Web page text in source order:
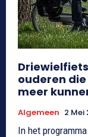
ouderen
meer
Algemeen 2 Mei
In het